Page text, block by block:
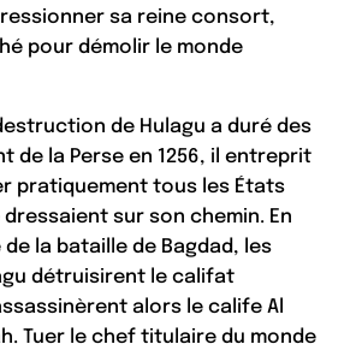
sa reine consort,
pour démolir le monde
de Hulagu a duré des
de la Perse en 1256, il entreprit
pratiquement tous les États
sur son chemin. En
de la bataille de Bagdad, les
détruisirent le califat
alors le calife Al
Tuer le chef titulaire du monde